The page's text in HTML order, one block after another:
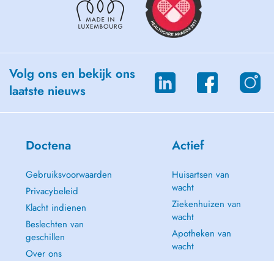
Volg ons en bekijk ons
laatste nieuws
Doctena
Gebruiksvoorwaarden
Privacybeleid
Klacht indienen
Beslechten van
geschillen
Over ons
Actief
Huisartsen van
wacht
Ziekenhuizen van
wacht
Apotheken van
wacht